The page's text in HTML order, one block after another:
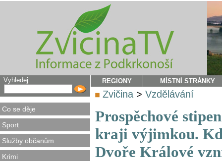
Vyhledej
Co se děje
Sport
Služby občanům
Krimi
REGIONY MÍSTNÍ STRÁNKY
Zvičina > Vzdělávání
Prospěchové
kraji výjimkou.
Dvoře Králové